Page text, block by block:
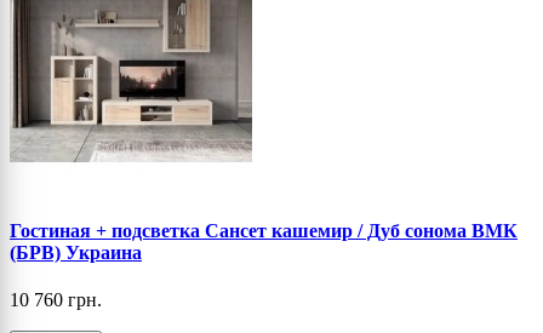
Гостиная + подсветка Сансет кашемир / Дуб сонома ВМК
(БРВ) Украина
10 760 грн.